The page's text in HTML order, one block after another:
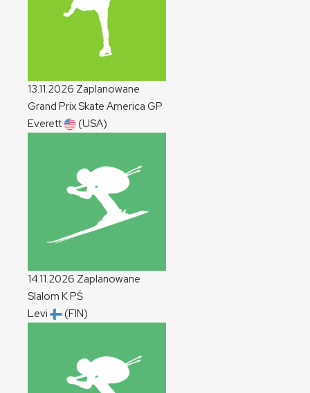
13.11.2026 Zaplanowane
Grand Prix Skate America GP
Everett
(USA)
14.11.2026 Zaplanowane
Slalom KPŚ
Levi
(FIN)